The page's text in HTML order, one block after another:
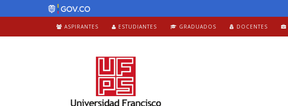
ASPIRANTES ESTUDIANTES GRADUADOS DOCENTES